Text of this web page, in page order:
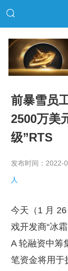
前暴雪员
2500万美
级”RTS
发布时间：
人
今天（1 月
戏开发商“冰
A 轮融资中筹
笔资金将用于